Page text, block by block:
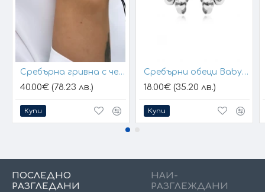
Сребърна гривна с черен конец и позлатени топчета
40.00€ (78.23 лв.)
Купи
Сребърни обеци Baby Hands
18.00€ (35.20 лв.)
Купи
ПОСЛЕДНО
РАЗГЛЕДАНИ
НАЙ-
РАЗГЛЕЖДАНИ